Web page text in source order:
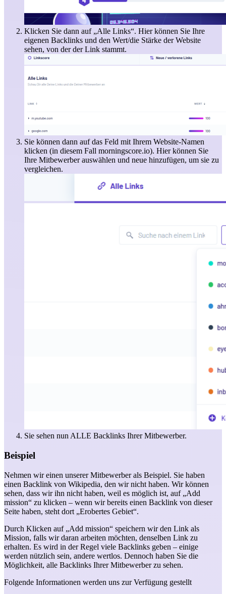
Klicken Sie dann auf „Alle Links“. Hier können Sie Ihre
eigenen Backlinks und den Wert/die Stärke der Website
sehen, von der der Link stammt.
Sie können dann auf das Feld mit Ihrem Website-Namen
klicken (in diesem Fall morningscore.io). Hier können Sie
Ihre Mitbewerber auswählen und neue hinzufügen, um sie zu
vergleichen.
Sie sehen nun ALLE Backlinks Ihrer Mitbewerber.
Beispiel
Nehmen wir einen unserer Mitbewerber als Beispiel. Sie haben
einen Backlink von Wikipedia, den wir nicht haben. Wir können
sehen, dass wir ihn nicht haben, weil es möglich ist, auf „Add
mission“ zu klicken – wenn wir bereits einen Backlink von dieser
Seite haben, steht dort „Erobertes Gebiet“.
Durch Klicken auf „Add mission“ speichern wir den Link als
Mission, falls wir daran arbeiten möchten, denselben Link zu
erhalten. Es wird in der Regel viele Backlinks geben – einige
werden nützlich sein, andere wertlos. Dennoch haben Sie die
Möglichkeit, alle Backlinks Ihrer Mitbewerber zu sehen.
Folgende Informationen werden uns zur Verfügung gestellt